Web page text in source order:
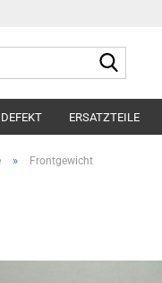
DEFEKT ERSATZTEILE
» Frontgewicht